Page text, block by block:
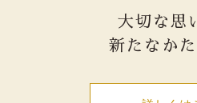
大切な思
新たなかた